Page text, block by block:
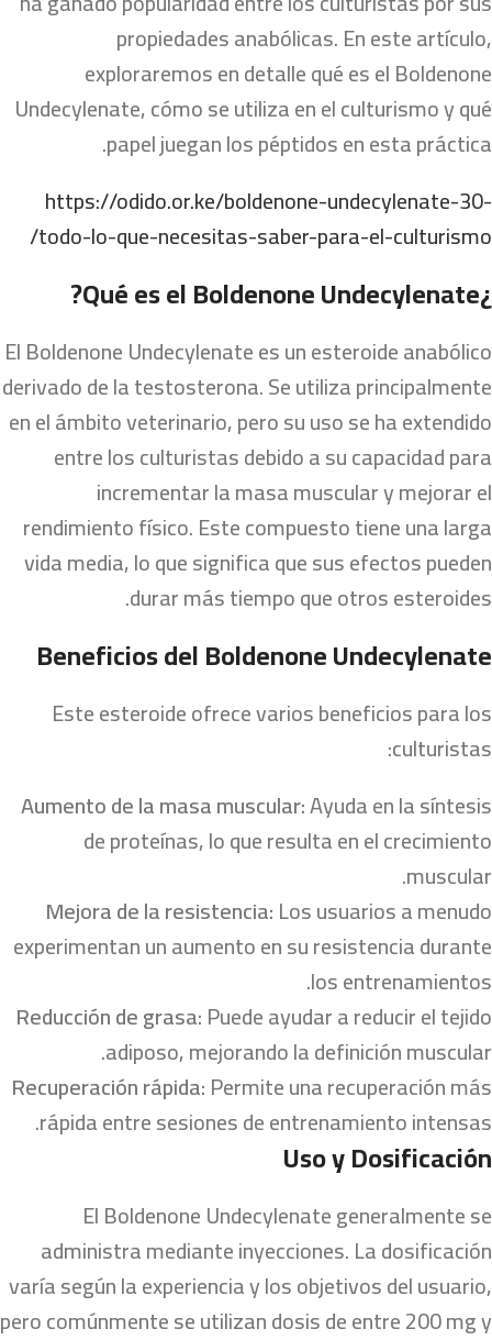
propiedades anabólicas. En este artículo,
exploraremos en detalle qué es el Boldenone
Undecylenate, cómo se utiliza en el culturismo y qué
papel juegan los péptidos en esta práctica.
https://odido.or.ke/boldenone-undecylenate-30-
todo-lo-que-necesitas-saber-para-el-culturismo/
¿Qué es el Boldenone Undecylenate?
El Boldenone Undecylenate es un esteroide anabólico
derivado de la testosterona. Se utiliza principalmente
en el ámbito veterinario, pero su uso se ha extendido
entre los culturistas debido a su capacidad para
incrementar la masa muscular y mejorar el
rendimiento físico. Este compuesto tiene una larga
vida media, lo que significa que sus efectos pueden
durar más tiempo que otros esteroides.
Beneficios del Boldenone Undecylenate
Este esteroide ofrece varios beneficios para los
culturistas:
Aumento de la masa muscular:Ayuda en la síntesis
de proteínas, lo que resulta en el crecimiento
muscular.
Mejora de la resistencia:Los usuarios a menudo
experimentan un aumento en su resistencia durante
los entrenamientos.
Reducción de grasa:Puede ayudar a reducir el tejido
adiposo, mejorando la definición muscular.
Recuperación rápida:Permite una recuperación más
rápida entre sesiones de entrenamiento intensas.
Uso y Dosificación
El Boldenone Undecylenate generalmente se
administra mediante inyecciones. La dosificación
varía según la experiencia y los objetivos del usuario,
pero comúnmente se utilizan dosis de entre 200 mg y